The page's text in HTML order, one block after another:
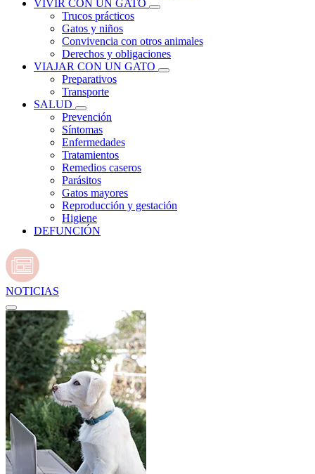
VIVIR CON UN GATO
Trucos prácticos
Gatos y niños
Convivencia con otros animales
Derechos y obligaciones
VIAJAR CON UN GATO
Preparativos
Transporte
SALUD
Prevención
Síntomas
Enfermedades
Tratamientos
Remedios caseros
Parásitos
Gatos mayores
Reproducción y gestación
Higiene
DEFUNCIÓN
NOTICIAS